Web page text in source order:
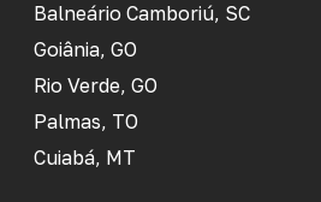
Balneário Camboriú, SC
Goiânia, GO
Rio Verde, GO
Palmas, TO
Cuiabá, MT